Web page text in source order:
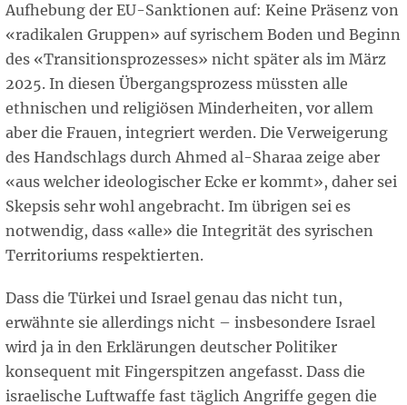
Aufhebung der EU-Sanktionen auf: Keine Präsenz von
«radikalen Gruppen» auf syrischem Boden und Beginn
des «Transitionsprozesses» nicht später als im März
2025. In diesen Übergangsprozess müssten alle
ethnischen und religiösen Minderheiten, vor allem
aber die Frauen, integriert werden. Die Verweigerung
des Handschlags durch Ahmed al-Sharaa zeige aber
«aus welcher ideologischer Ecke er kommt», daher sei
Skepsis sehr wohl angebracht. Im übrigen sei es
notwendig, dass «alle» die Integrität des syrischen
Territoriums respektierten.
Dass die Türkei und Israel genau das nicht tun,
erwähnte sie allerdings nicht – insbesondere Israel
wird ja in den Erklärungen deutscher Politiker
konsequent mit Fingerspitzen angefasst. Dass die
israelische Luftwaffe fast täglich Angriffe gegen die